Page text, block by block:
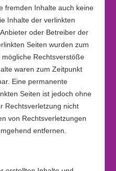
fremden Inhalte auch keine
Inhalte der verlinkten
oder Betreiber der
Seiten wurden zum
Rechtsverstöße
waren zum Zeitpunkt
Eine permanente
Seiten ist jedoch ohne
Rechtsverletzung nicht
von Rechtsverletzungen
entfernen.